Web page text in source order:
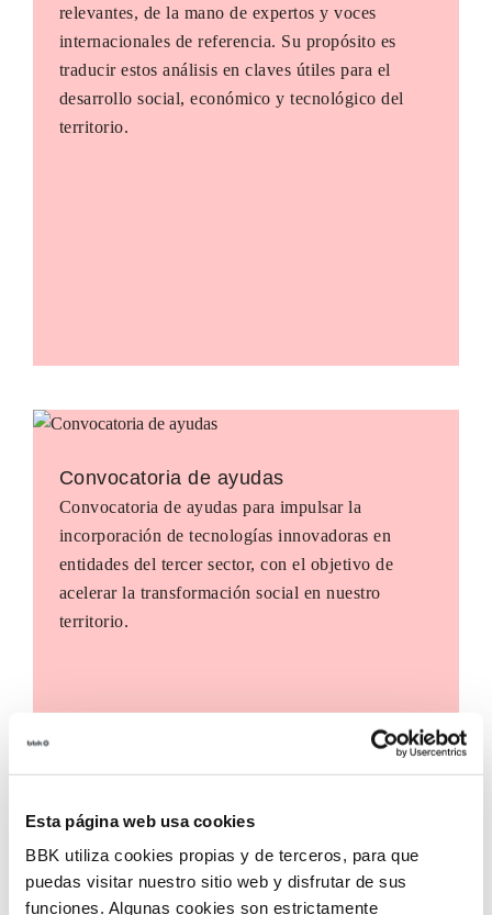
Esta página web usa cookies
BBK utiliza cookies propias y de terceros, para que
puedas visitar nuestro sitio web y disfrutar de sus
funciones. Algunas cookies son estrictamente
relevantes, de la mano de expertos y voces
internacionales de referencia. Su propósito es
traducir estos análisis en claves útiles para el
desarrollo social, económico y tecnológico del
territorio.
Convocatoria de ayudas
Convocatoria de ayudas para impulsar la
incorporación de tecnologías innovadoras en
entidades del tercer sector, con el objetivo de
acelerar la transformación social en nuestro
territorio.